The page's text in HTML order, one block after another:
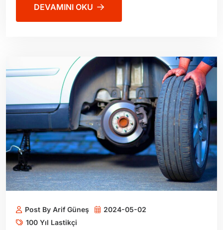
DEVAMINI OKU
Post By Arif Güneş
2024-05-02
100 Yıl Lastikçi